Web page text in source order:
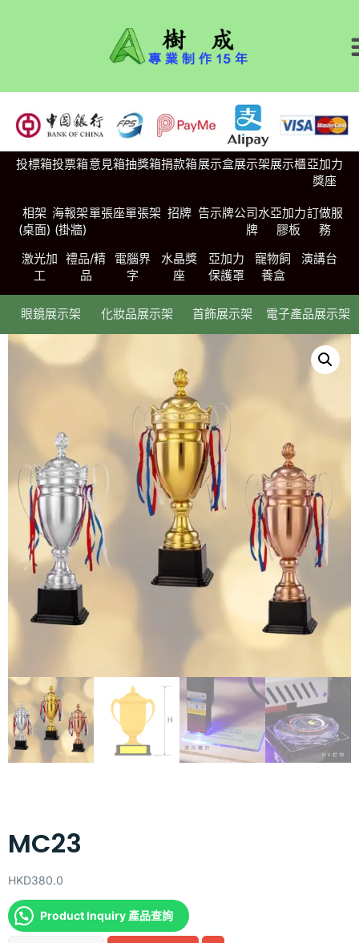
投標箱投票箱意見箱抽獎箱捐款箱展示盒展示架展示櫃亞加力
獎座
相架
(桌面)
海報架
(掛牆)
單張座單張架 招牌 告示牌公司水
牌
亞加力
膠板
訂做服
務
激光加
工
禮品/精
品
電腦界
字
水晶獎
座
亞加力
保護罩
寵物飼
養盒
演講台
眼鏡展示架 化妝品展示架 首飾展示架 電子產品展示架
MC23
HKD380.0
Product Inquiry 產品查詢